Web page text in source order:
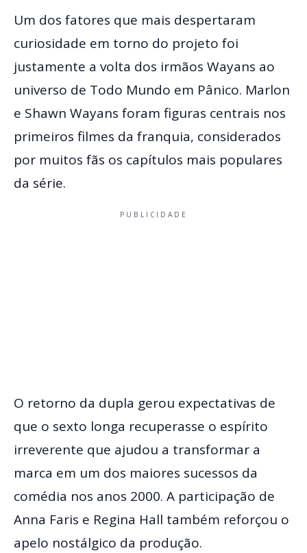
Um dos fatores que mais despertaram
curiosidade em torno do projeto foi
justamente a volta dos irmãos Wayans ao
universo de Todo Mundo em Pânico. Marlon
e Shawn Wayans foram figuras centrais nos
primeiros filmes da franquia, considerados
por muitos fãs os capítulos mais populares
da série.
PUBLICIDADE
O retorno da dupla gerou expectativas de
que o sexto longa recuperasse o espírito
irreverente que ajudou a transformar a
marca em um dos maiores sucessos da
comédia nos anos 2000. A participação de
Anna Faris e Regina Hall também reforçou o
apelo nostálgico da produção.